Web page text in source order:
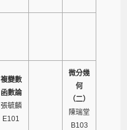
複變數
函數論
張毓麟
E101
微分幾
何
（二）
陳瑞堂
B103